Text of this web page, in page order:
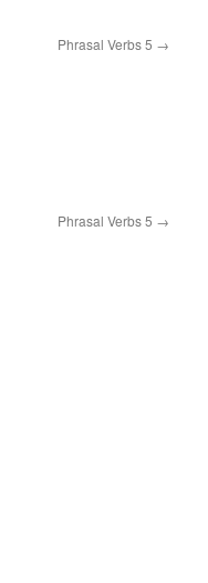
Phrasal Verbs 5 →
Phrasal Verbs 5 →